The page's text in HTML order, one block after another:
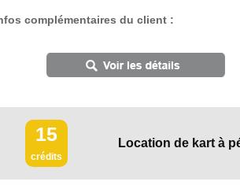
complémentaires du client :
15
crédits
Location de kart à